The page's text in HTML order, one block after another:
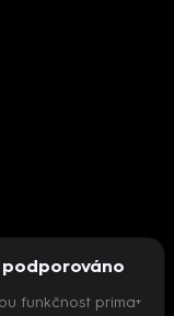
podporováno
funkčnost prima+